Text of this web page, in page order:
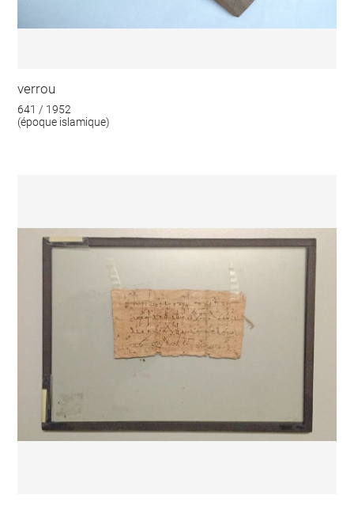
verrou
641 / 1952
(époque islamique)